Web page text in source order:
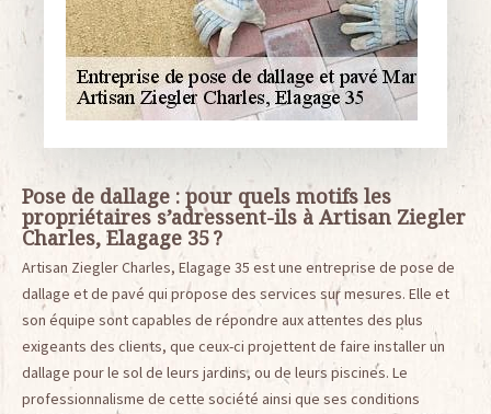
Pose de dallage : pour quels motifs les
propriétaires s’adressent-ils à Artisan Ziegler
Charles, Elagage 35 ?
Artisan Ziegler Charles, Elagage 35 est une entreprise de pose de
dallage et de pavé qui propose des services sur mesures. Elle et
son équipe sont capables de répondre aux attentes des plus
exigeants des clients, que ceux-ci projettent de faire installer un
dallage pour le sol de leurs jardins, ou de leurs piscines. Le
professionnalisme de cette société ainsi que ses conditions